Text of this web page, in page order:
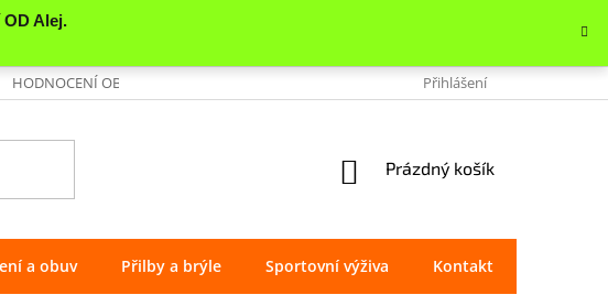
HODNOCENÍ OBCHODU REKLAMACE OCHRANA
Přihlášení
NÁKUPNÍ
Prázdný košík
a obuv Přilby a brýle Sportovní výživa Kontakt